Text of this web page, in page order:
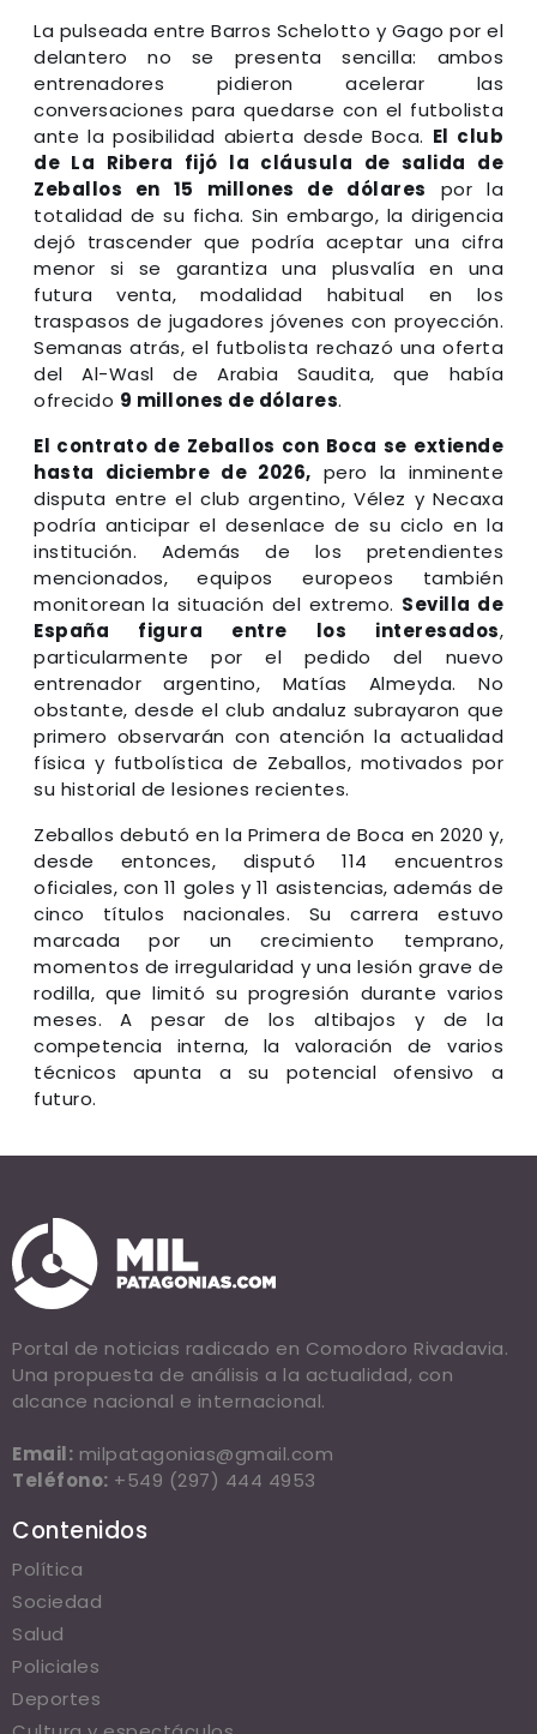
La pulseada entre Barros Schelotto y Gago por el
delantero no se presenta sencilla: ambos
entrenadores pidieron acelerar las
conversaciones para quedarse con el futbolista
ante la posibilidad abierta desde Boca. El club
de La Ribera fijó la cláusula de salida de
Zeballos en 15 millones de dólares por la
totalidad de su ficha. Sin embargo, la dirigencia
dejó trascender que podría aceptar una cifra
menor si se garantiza una plusvalía en una
futura venta, modalidad habitual en los
traspasos de jugadores jóvenes con proyección.
Semanas atrás, el futbolista rechazó una oferta
del Al-Wasl de Arabia Saudita, que había
ofrecido 9 millones de dólares.
El contrato de Zeballos con Boca se extiende
hasta diciembre de 2026, pero la inminente
disputa entre el club argentino, Vélez y Necaxa
podría anticipar el desenlace de su ciclo en la
institución. Además de los pretendientes
mencionados, equipos europeos también
monitorean la situación del extremo. Sevilla de
España figura entre los interesados,
particularmente por el pedido del nuevo
entrenador argentino, Matías Almeyda. No
obstante, desde el club andaluz subrayaron que
primero observarán con atención la actualidad
física y futbolística de Zeballos, motivados por
su historial de lesiones recientes.
Zeballos debutó en la Primera de Boca en 2020 y,
desde entonces, disputó 114 encuentros
oficiales, con 11 goles y 11 asistencias, además de
cinco títulos nacionales. Su carrera estuvo
marcada por un crecimiento temprano,
momentos de irregularidad y una lesión grave de
rodilla, que limitó su progresión durante varios
meses. A pesar de los altibajos y de la
competencia interna, la valoración de varios
técnicos apunta a su potencial ofensivo a
futuro.
Portal de noticias radicado en Comodoro Rivadavia.
Una propuesta de análisis a la actualidad, con
alcance nacional e internacional.
Email: milpatagonias@gmail.com
Teléfono: +549 (297) 444 4953
Contenidos
Política
Sociedad
Salud
Policiales
Deportes